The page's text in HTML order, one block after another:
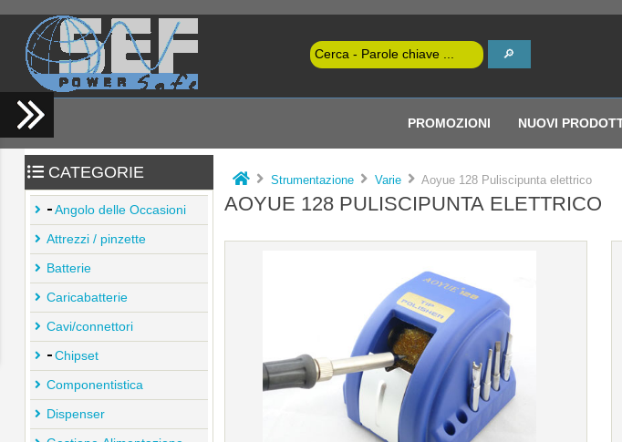
PROMOZIONI NUOVI
CATEGORIE
Angolo delle Occasioni
Attrezzi / pinzette
Batterie
Caricabatterie
Cavi/connettori
Chipset
Componentistica
Dispenser
Strumentazione Varie Aoyue 128 Puliscipunta elettrico
AOYUE 128 PULISCIPUNTA ELETTRICO